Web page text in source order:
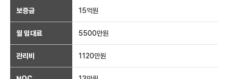
보증금 15억원
월 임대료 5500만원
관리비 1120만원